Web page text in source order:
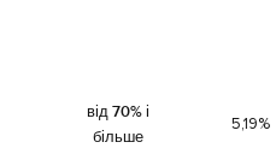
від 70% і
більше
5,19%